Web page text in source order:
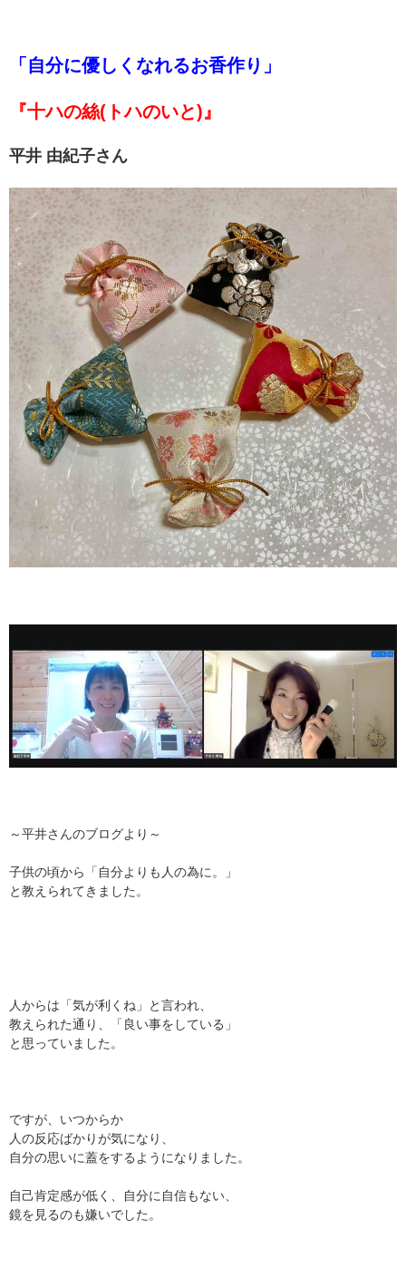
「自分に優しくなれるお香作り」
『十ハの絲(トハのいと)』
平井 由紀子さん
～平井さんのブログより～
子供の頃から「自分よりも人の為に。」
と教えられてきました。
人からは「気が利くね」と言われ、
教えられた通り、「良い事をしている」
と思っていました。
ですが、いつからか
人の反応ばかりが気になり、
自分の思いに蓋をするようになりました。
自己肯定感が低く、自分に自信もない、
鏡を見るのも嫌いでした。